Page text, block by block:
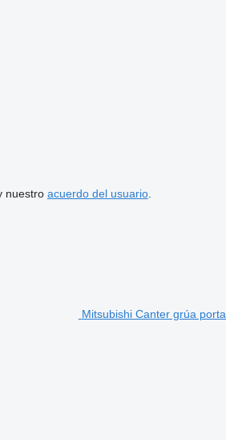
nuestro acuerdo del usuario.
Mitsubishi Canter grúa